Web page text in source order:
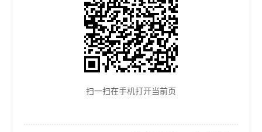
扫一扫在手机打开当前页